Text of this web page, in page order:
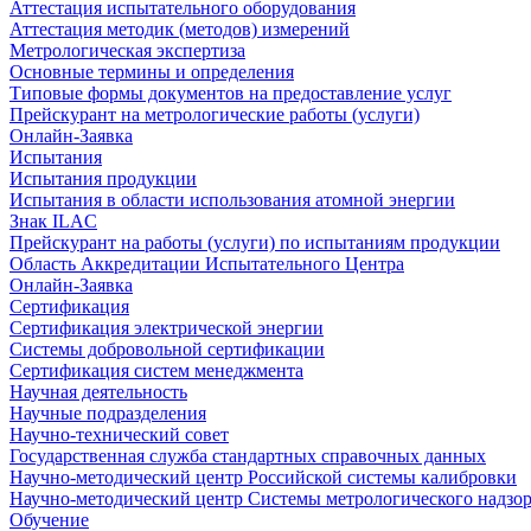
Аттестация испытательного оборудования
Аттестация методик (методов) измерений
Метрологическая экспертиза
Основные термины и определения
Типовые формы документов на предоставление услуг
Прейскурант на метрологические работы (услуги)
Онлайн-Заявка
Испытания
Испытания продукции
Испытания в области использования атомной энергии
Знак ILAC
Прейскурант на работы (услуги) по испытаниям продукции
Область Аккредитации Испытательного Центра
Онлайн-Заявка
Сертификация
Сертификация электрической энергии
Системы добровольной сертификации
Сертификация систем менеджмента
Научная деятельность
Научные подразделения
Научно-технический совет
Государственная служба стандартных справочных данных
Научно-методический центр Российской системы калибровки
Научно-методический центр Системы метрологического
Обучение